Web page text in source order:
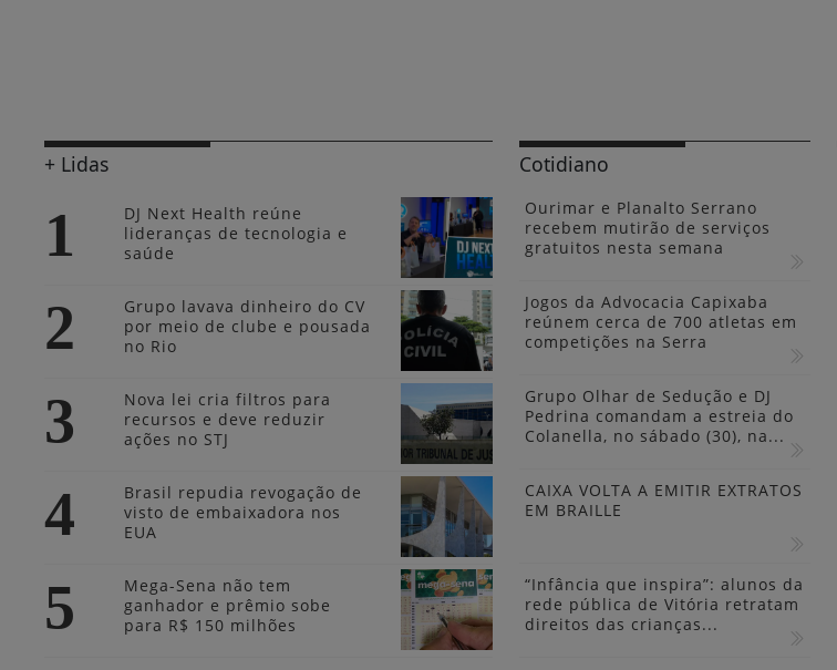
+ Lidas
1
DJ Next Health reúne
lideranças de tecnologia e
saúde
2
Grupo lavava dinheiro do CV
por meio de clube e pousada
no Rio
3
Nova lei cria filtros para
recursos e deve reduzir
ações no STJ
4
Brasil repudia revogação de
visto de embaixadora nos
EUA
5
Mega-Sena não tem
ganhador e prêmio sobe
para R$ 150 milhões
Cotidiano
Ourimar e Planalto Serrano
recebem mutirão de serviços
gratuitos nesta semana
Jogos da Advocacia Capixaba
reúnem cerca de 700 atletas em
competições na Serra
Grupo Olhar de Sedução e DJ
Pedrina comandam a estreia do
Colanella, no sábado (30), na...
CAIXA VOLTA A EMITIR EXTRATOS
EM BRAILLE
“Infância que inspira”: alunos da
rede pública de Vitória retratam
direitos das crianças...